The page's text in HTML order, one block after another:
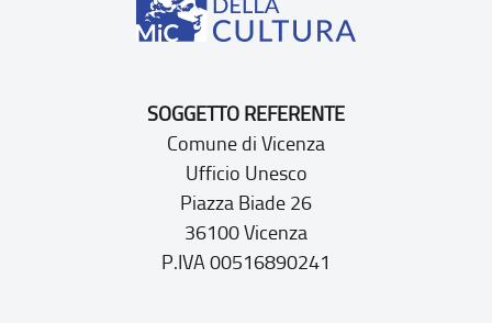
SOGGETTO REFERENTE
Comune di Vicenza
Ufficio Unesco
Piazza Biade 26
36100 Vicenza
P.IVA 00516890241